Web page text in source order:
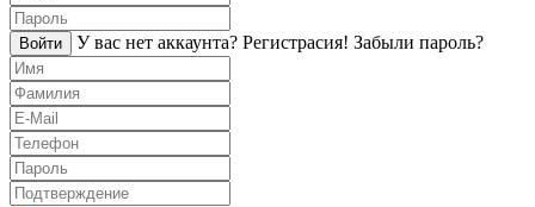
Войти У вас нет аккаунта? Регистраcия! Забыли пароль?